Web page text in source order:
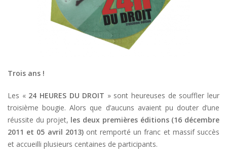
Trois ans !
Les « 24 HEURES DU DROIT » sont heureuses de souffler leur
troisième bougie. Alors que d’aucuns avaient pu douter d’une
réussite du projet, les deux premières éditions (16 décembre
2011 et 05 avril 2013)ont remporté un franc et massif succès
et accueilli plusieurs centaines de participants.